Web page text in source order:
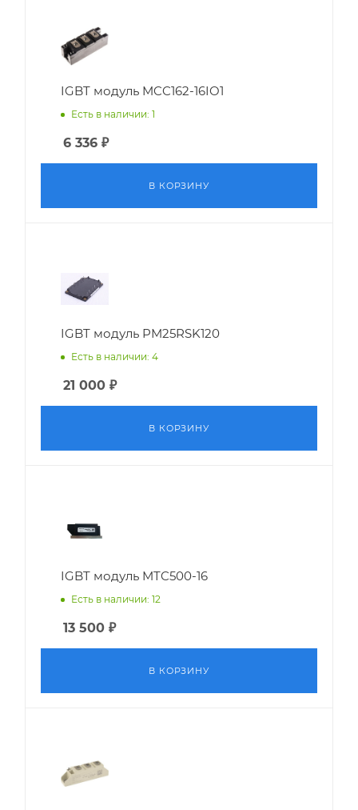
IGBT модуль MCC162-16IO1
Есть в наличии: 1
6 336 ₽
В КОРЗИНУ
IGBT модуль PM25RSK120
Есть в наличии: 4
21 000 ₽
В КОРЗИНУ
IGBT модуль MTC500-16
Есть в наличии: 12
13 500 ₽
В КОРЗИНУ